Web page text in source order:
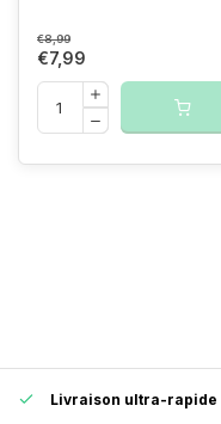
€8,99
€7,99
Livraison ultra-rapide